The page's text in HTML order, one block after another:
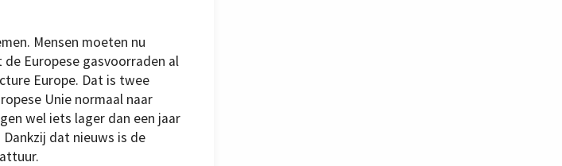
Mensen moeten nu
Europese gasvoorraden al
Europe. Dat is twee
Unie normaal naar
wel iets lager dan een jaar
dat nieuws is de